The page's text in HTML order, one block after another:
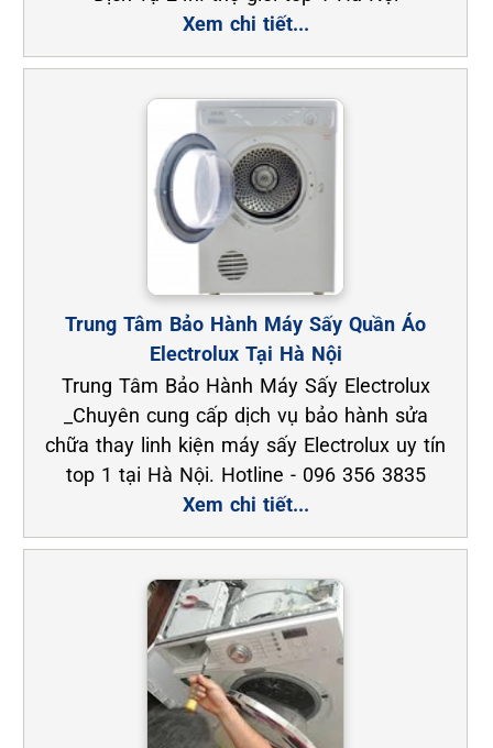
Xem chi tiết...
Trung Tâm Bảo Hành Máy Sấy Quần Áo
Electrolux Tại Hà Nội
Trung Tâm Bảo Hành Máy Sấy Electrolux
_Chuyên cung cấp dịch vụ bảo hành sửa
chữa thay linh kiện máy sấy Electrolux uy tín
top 1 tại Hà Nội. Hotline - 096 356 3835
Xem chi tiết...